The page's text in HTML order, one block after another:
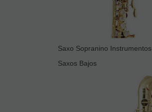
Saxo Sopranino Instrumentos
Saxos Bajos